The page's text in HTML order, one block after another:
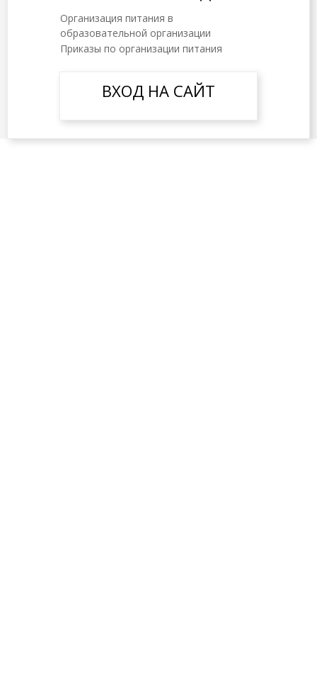
Организация питания в
образовательной организации
Приказы по организации питания
ВХОД НА САЙТ